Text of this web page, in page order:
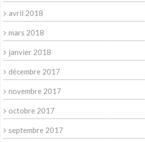
avril 2018
mars 2018
janvier 2018
décembre 2017
novembre 2017
octobre 2017
septembre 2017